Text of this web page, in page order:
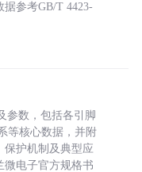
参考GB/T 4423-
参数，包括各引脚
等核心数据，并附
保护机制及典型应
微电子官方规格书